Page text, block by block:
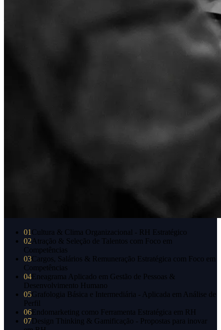
01 Cultura & Clima Organizacional - RH Estratégico
02 Atração & Seleção de Talentos com Foco em
Competências
03Cargos, Salários & Remuneração Estratégica com Foco em
Competências
04Eneagrama Aplicado em Gestão de Pessoas &
Desenvolvimento Humano
05Grafologia Básica e Intermediária - Aplicada em Análise de
Perfil
06Endomarketing como Ferramenta Estratégica em RH
07Design Thinking & Gamificação - Propostas para inovar